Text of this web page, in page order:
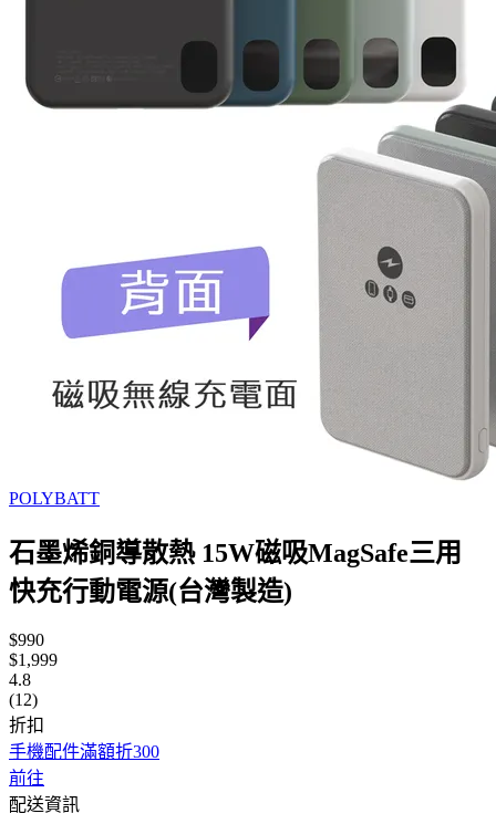
POLYBATT
石墨烯銅導散熱 15W磁吸MagSafe三用
快充行動電源(台灣製造)
$990
$1,999
4.8
(12)
折扣
手機配件滿額折300
前往
配送資訊